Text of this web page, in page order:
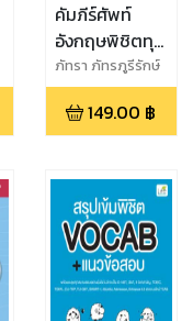
คัมภีร์ศัพท์
อังกฤษพิชิตทุก
สถานการณ์ -
Perfect
English
ภัทรา ภัทรภูรีรักษ์
(อาจารย์โอ๊ต)
149.00 ฿